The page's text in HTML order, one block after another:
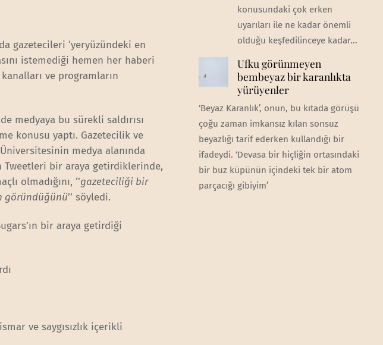
gazetecileri ‘yeryüzündeki en
istemediği hemen her haberi
ve programların
medyaya bu sürekli saldırısı
konusu yaptı. Gazetecilik ve
medya alanında
Tweetleri bir araya getirdiklerinde,
olmadığını, ‘’gazeteciliği bir
göründüğünü’’ söyledi.
bir araya getirdiği
ve saygısızlık içerikli
konusundaki çok erken
uyarıları ile ne kadar önemli
olduğu keşfedilinceye kadar...
Ufku görünmeyen
bembeyaz bir karanlıkta
yürüyenler
‘Beyaz Karanlık’, onun, bu kıtada görüşü
çoğu zaman imkansız kılan sonsuz
beyazlığı tarif ederken kullandığı bir
ifadeydi. ‘Devasa bir hiçliğin ortasındaki
bir buz küpünün içindeki tek bir atom
parçacığı gibiyim’